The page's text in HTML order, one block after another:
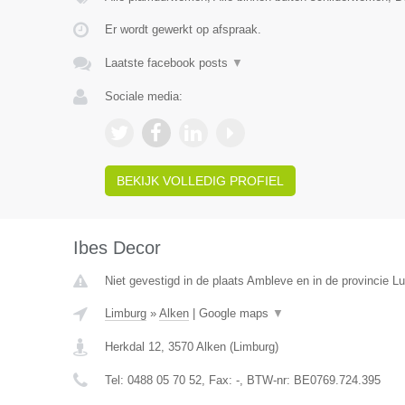
Er wordt gewerkt op afspraak.
Laatste facebook posts ▼
Sociale media:
BEKIJK VOLLEDIG PROFIEL
Ibes Decor
Niet gevestigd in de plaats Ambleve en in de provincie
Limburg» Alken| Google maps ▼
Herkdal 12, 3570 Alken(Limburg)
Tel: 0488 05 70 52, Fax: -, BTW-nr: BE0769.724.395